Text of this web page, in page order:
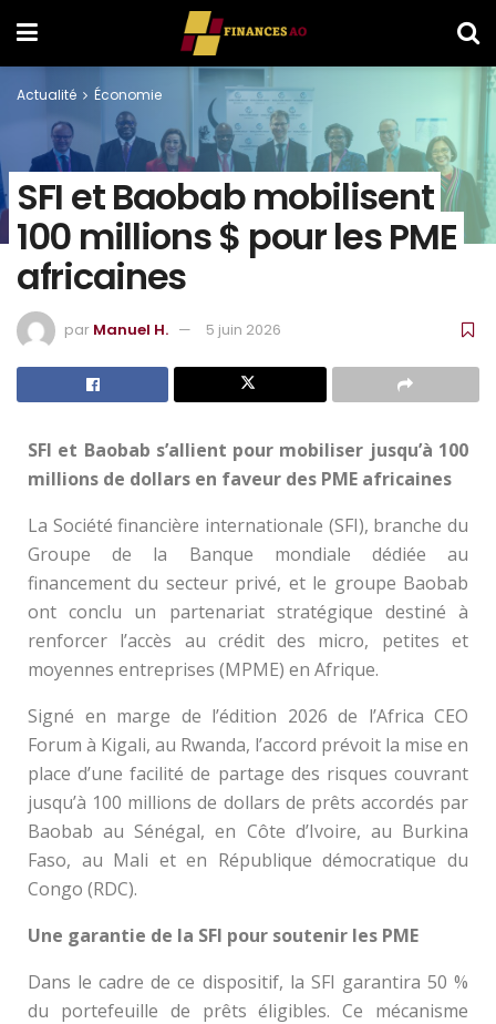
Actualité Économie
SFI et Baobab mobilisent
100 millions $ pour les PME
africaines
par Manuel H. 5 juin 2026
SFI et Baobab s’allient pour mobiliser jusqu’à 100
millions de dollars en faveur des PME africaines
La Société financière internationale (SFI), branche du
Groupe de la Banque mondiale dédiée au
financement du secteur privé, et le groupe Baobab
ont conclu un partenariat stratégique destiné à
renforcer l’accès au crédit des micro, petites et
moyennes entreprises (MPME) en Afrique.
Signé en marge de l’édition 2026 de l’Africa CEO
Forum à Kigali, au Rwanda, l’accord prévoit la mise en
place d’une facilité de partage des risques couvrant
jusqu’à 100 millions de dollars de prêts accordés par
Baobab au Sénégal, en Côte d’Ivoire, au Burkina
Faso, au Mali et en République démocratique du
Congo (RDC).
Une garantie de la SFI pour soutenir les PME
Dans le cadre de ce dispositif, la SFI garantira 50 %
du portefeuille de prêts éligibles. Ce mécanisme